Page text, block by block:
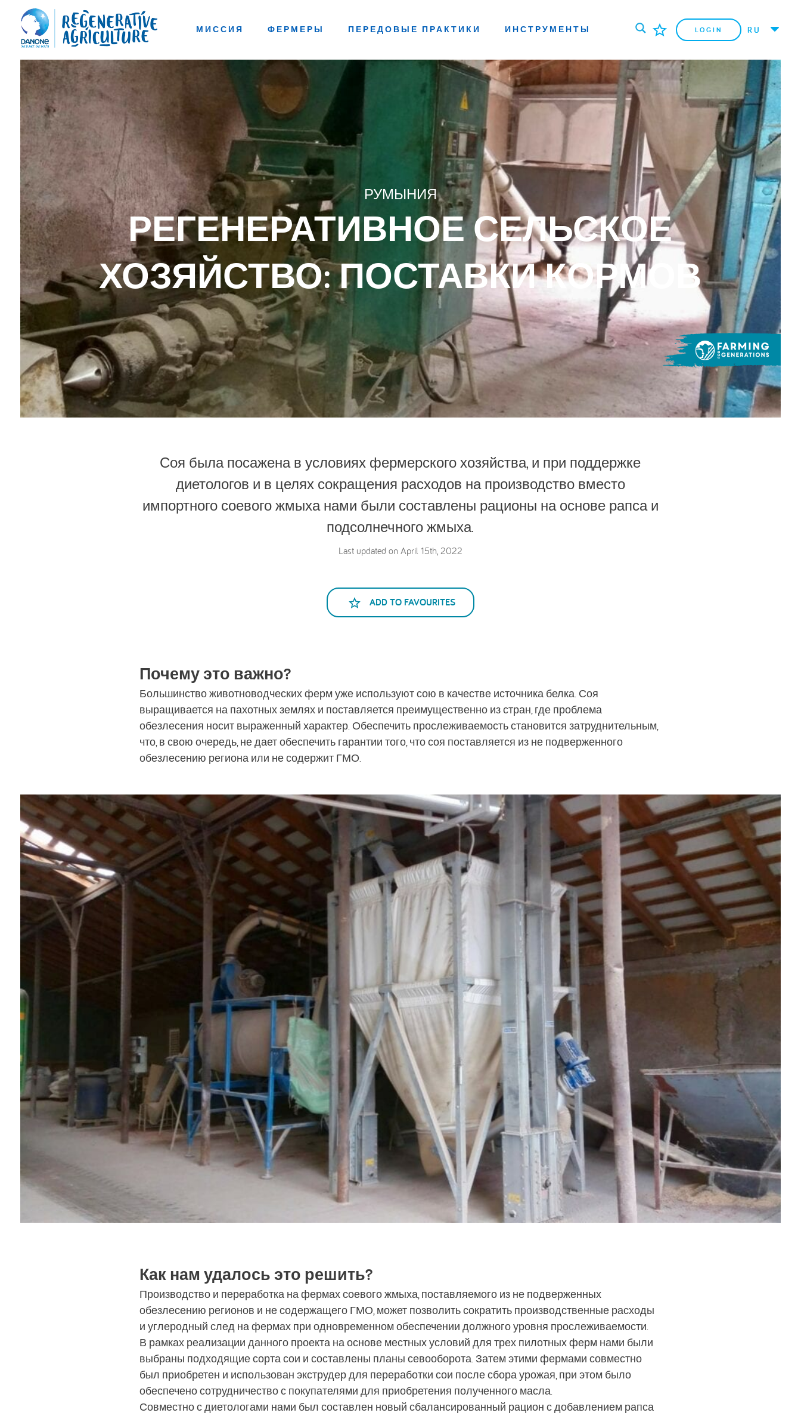
МИССИЯ ФЕРМЕРЫ ПЕРЕДОВЫЕ ПРАКТИКИ ИНСТРУМЕНТЫ LOGIN RU
РУМЫНИЯ
РЕГЕНЕРАТИВНОЕ СЕЛЬСКОЕ
ХОЗЯЙСТВО: ПОСТАВКИ КОРМОВ
Соя была посажена в условиях фермерского хозяйства, и при поддержке
диетологов и в целях сокращения расходов на производство вместо
импортного соевого жмыха нами были составлены рационы на основе рапса и
подсолнечного жмыха.
Last updated on April 15th, 2022
ADD TO FAVOURITES
Почему это важно?
Большинство животноводческих ферм уже используют сою в качестве источника белка. Соя
выращивается на пахотных землях и поставляется преимущественно из стран, где проблема
обезлесения носит выраженный характер. Обеспечить прослеживаемость становится затруднительным,
что, в свою очередь, не дает обеспечить гарантии того, что соя поставляется из не подверженного
обезлесению региона или не содержит ГМО.
Как нам удалось это решить?
Производство и переработка на фермах соевого жмыха, поставляемого из не подверженных
обезлесению регионов и не содержащего ГМО, может позволить сократить производственные расходы
и углеродный след на фермах при одновременном обеспечении должного уровня прослеживаемости.
В рамках реализации данного проекта на основе местных условий для трех пилотных ферм нами были
выбраны подходящие сорта сои и составлены планы севооборота. Затем этими фермами совместно
был приобретен и использован экструдер для переработки сои после сбора урожая, при этом было
обеспечено сотрудничество с покупателями для приобретения полученного масла.
Совместно с диетологами нами был составлен новый сбалансированный рацион с добавлением рапса